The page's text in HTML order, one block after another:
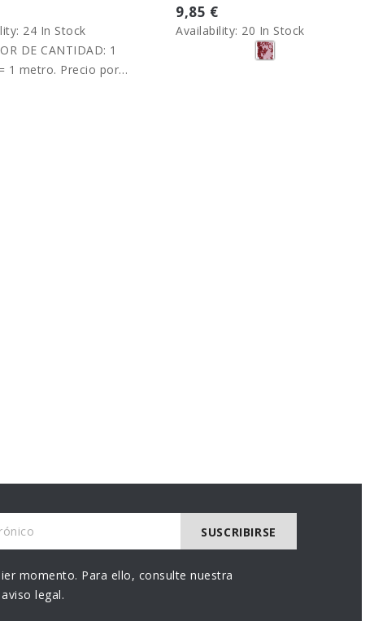
24 In Stock
DE CANTIDAD: 1
1 metro. Precio por
9,85 €
Availability: 20 In Stock
momento. Para ello, consulte nuestra
legal.